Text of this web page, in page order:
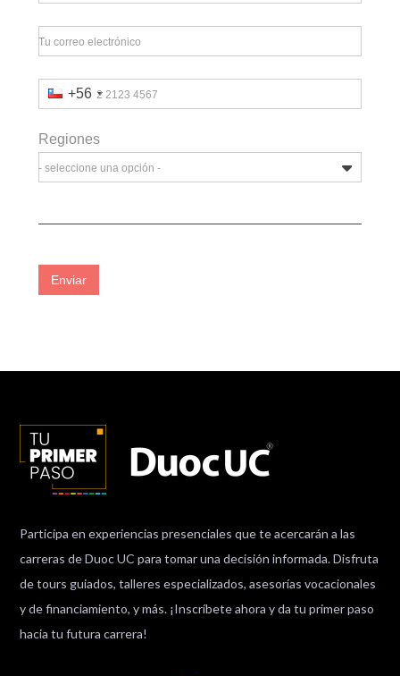
Tu correo electrónico
+56 2 2123 4567
Regiones
- seleccione una opción -
Enviar
Participa en experiencias presenciales que te acercarán a las
carreras de Duoc UC para tomar una decisión informada. Disfruta
de tours guiados, talleres especializados, asesorías vocacionales
y de financiamiento, y más. ¡Inscríbete ahora y da tu primer paso
hacia tu futura carrera!